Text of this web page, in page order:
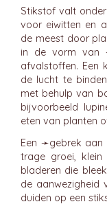
Stikstof valt
voor eiwitten en
de meest door
in de vorm van
afvalstoffen. Een
de lucht te
met behulp van
bijvoorbeeld
eten van planten
Een ➛gebrek aan
trage groei, klein
bladeren die
de aanwezigheid
duiden op een